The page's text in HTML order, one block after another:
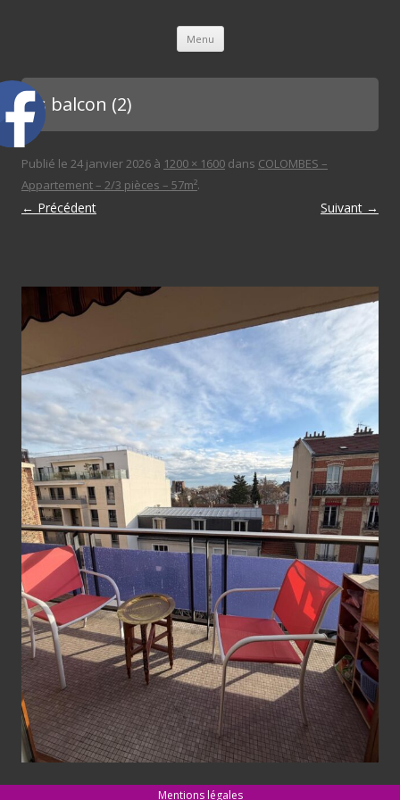
Menu Aller au contenu principal
bis balcon (2)
Publié le 24 janvier 2026 à 1200 × 1600 dans COLOMBES –
Appartement – 2/3 pièces – 57m².
← Précédent Suivant →
Mentions légales